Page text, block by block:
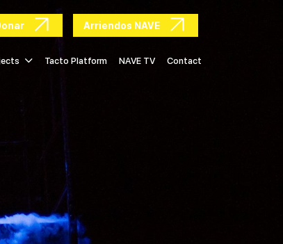
Arriendos NAVE
Tacto Platform NAVE TV Contact